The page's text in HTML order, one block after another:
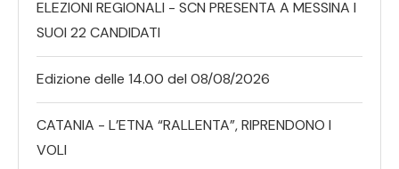
ELEZIONI REGIONALI - SCN PRESENTA A MESSINA I
SUOI 22 CANDIDATI
Edizione delle 14.00 del 08/08/2026
CATANIA - L’ETNA “RALLENTA”, RIPRENDONO I
VOLI